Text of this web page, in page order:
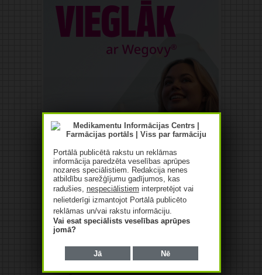
Portālā publicētā rakstu un reklāmas
informācija paredzēta veselības aprūpes
nozares speciālistiem. Redakcija nenes
atbildību sarežģījumu gadījumos, kas
radušies, nespeciālistiem interpretējot vai
nelietderīgi izmantojot Portālā publicēto
reklāmas un/vai rakstu informāciju.
Vai esat speciālists veselības aprūpes
jomā?
Jā Nē